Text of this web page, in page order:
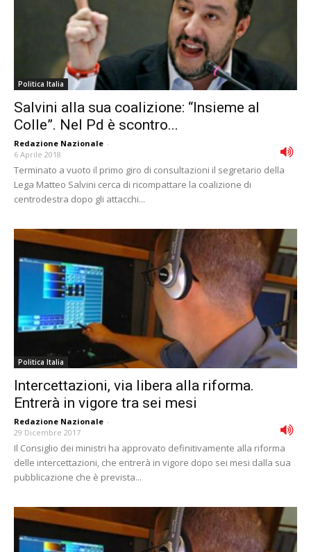
Politica Italia
Salvini alla sua coalizione: “Insieme al
Colle”. Nel Pd è scontro...
Redazione Nazionale -
6 Aprile 2018
Terminato a vuoto il primo giro di consultazioni il segretario della
Lega Matteo Salvini cerca di ricompattare la coalizione di
centrodestra dopo gli attacchi...
Politica Italia
Intercettazioni, via libera alla riforma.
Entrerà in vigore tra sei mesi
Redazione Nazionale -
29 Dicembre 2017
Il Consiglio dei ministri ha approvato definitivamente alla riforma
delle intercettazioni, che entrerà in vigore dopo sei mesi dalla sua
pubblicazione che è prevista...